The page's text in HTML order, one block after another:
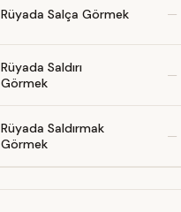
Rüyada Salça Görmek —
Rüyada Saldırı
Görmek
—
Rüyada Saldırmak
Görmek
—